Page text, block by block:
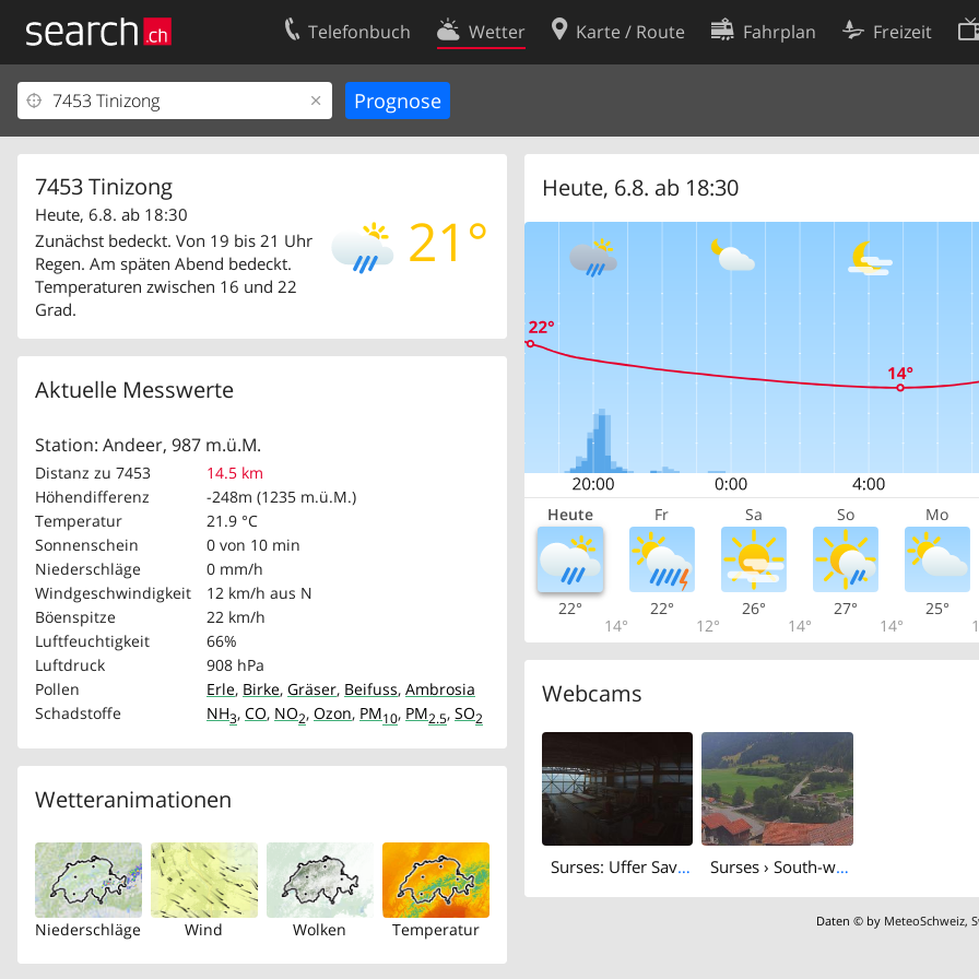
Telefonbuch Wetter Karte / Route Fahrplan Freizeit
7453 Tinizong
21°
Heute, 6.8. ab 18:30
Zunächst bedeckt. Von 19 bis 21 Uhr
Regen. Am späten Abend bedeckt.
Temperaturen zwischen 16 und 22
Grad.
Aktuelle Messwerte
Station: Andeer, 987 m.ü.M.
Distanz zu 7453
14.5 km
Höhendifferenz
-248m (1235 m.ü.M.)
Temperatur
21.9 °C
Sonnenschein
0 von 10 min
Niederschläge
0 mm/h
Windgeschwindigkeit
12 km/h aus N
Böenspitze
22 km/h
Luftfeuchtigkeit
66%
Luftdruck
908 hPa
Pollen
Erle, Birke, Gräser, Beifuss, Ambrosia
Schadstoffe
NH3, CO, NO2, Ozon, PM10, PM2.5, SO2
Wetteranimationen
Niederschläge Wind Wolken Temperatur
Heute, 6.8. ab 18:30
Heute Fr Sa So Mo
22°
14°
22°
12°
26°
14°
27°
14°
25°
Webcams
Surses: Uffer Savognin Surses › South-west: Langlaufzentrum Rona
Daten © by MeteoSchweiz,
Ihr Eintrag
Kundencenter Geschäftskunden
Kontakt
Nutzungsbedingungen
Cookie-Einstellungen